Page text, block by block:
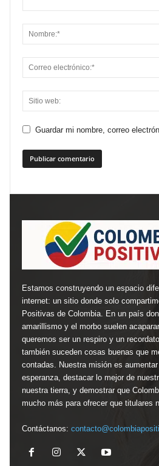
Guardar mi nombre, correo
Estamos construyendo un espacio
internet: un sitio donde solo
Positivas de Colombia. En un país
amarillismo y el morbo suelen
queremos ser un respiro y un
también suceden cosas buenas que
contadas. Nuestra misión es
esperanza, destacar lo mejor de
nuestra tierra, y demostrar que
mucho más para ofrecer que titulares
Contáctanos: